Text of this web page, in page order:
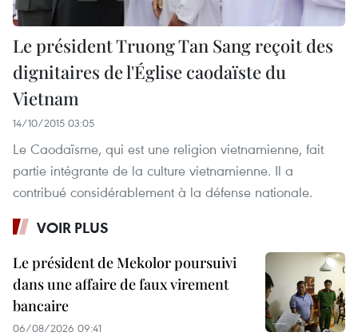
Le président Truong Tan Sang reçoit des
dignitaires de l'Église caodaïste du
Vietnam
14/10/2015 03:05
Le Caodaïsme, qui est une religion vietnamienne, fait
partie intégrante de la culture vietnamienne. Il a
contribué considérablement à la défense nationale.
VOIR PLUS
Le président de Mekolor poursuivi
dans une affaire de faux virement
bancaire
06/08/2026 09:41